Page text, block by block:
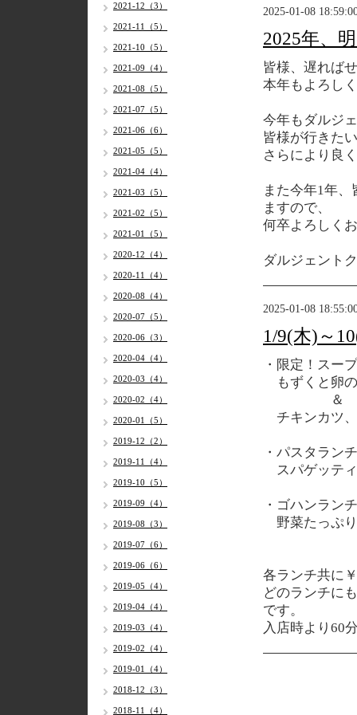
2025-01-08
2025年、
皆様、遅れば
本年もよろし
今年もダルジ
皆様が行きた
さらにより良
また今年1年
ますので、
何卒よろしく
ダルジェント
2025-01-08
1/9(木)～
・限定！スー
もずくと卵
＆
チキンカツ
・パスタランチ
スパゲッテ
・ゴハンランチ
野菜たっぷ
各ランチ共に
どのランチに
です。
入店時より60
2021-12（3）
2021-11（5）
2021-10（5）
2021-09（4）
2021-08（5）
2021-07（5）
2021-06（6）
2021-05（5）
2021-04（4）
2021-03（5）
2021-02（5）
2021-01（5）
2020-12（4）
2020-11（4）
2020-08（4）
2020-07（5）
2020-06（3）
2020-04（4）
2020-03（4）
2020-02（4）
2020-01（5）
2019-12（2）
2019-11（4）
2019-10（5）
2019-09（4）
2019-08（3）
2019-07（6）
2019-06（6）
2019-05（4）
2019-04（4）
2019-03（4）
2019-02（4）
2019-01（4）
2018-12（3）
2018-11（4）